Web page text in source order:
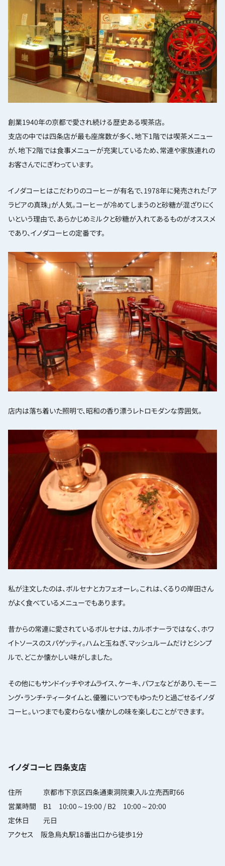
創業1940年の京都で愛され続ける歴史ある喫茶店。
支店の中では四条店が最も座席数が多く、地下1階では喫茶メニュー
が、地下2階では食事メニューが充実しているため、常連や家族連れの
お客さんでにぎわっています。
イノダコーヒはこだわりのコーヒーが有名で、1978年に発売された「ア
ラビアの真珠」が人気。コーヒーが冷めてしまうのと砂糖が混ざりにく
いという理由で、あらかじめミルクと砂糖が入れてあるものがオススメ
であり、イノダコーヒの定番です。
店内は落ち着いた照明で、昭和の香り漂うレトロモダンな雰囲気。
私が注文したのは、ボルセナとカフェオーレ。これは、くるりの岸田さん
がよく食べているメニューでもあります。
昔からの常連に愛されているボルセナは、カルボナーラではなく、ホワ
イトソースのスパゲッティ。ハムと玉ねぎ、マッシュルームだけとシンプ
ルで、どこか懐かしい味がしました。
その他にもサンドイッチやオムライス、ケーキ、パフェなどがあり、モーニ
ング・ランチ・ティータイムと、優雅にいつでもゆったりと過ごせるイノダ
コーヒ。いつまでも変わらない懐かしの味を楽しむことができます。
イノダコーヒ 四条支店
住所 京都市下京区四条通東洞院東入ル立売西町66
営業時間 B1 10:00～19:00 / B2 10:00～20:00
定休日 元日
アクセス 阪急烏丸駅18番出口から徒歩1分